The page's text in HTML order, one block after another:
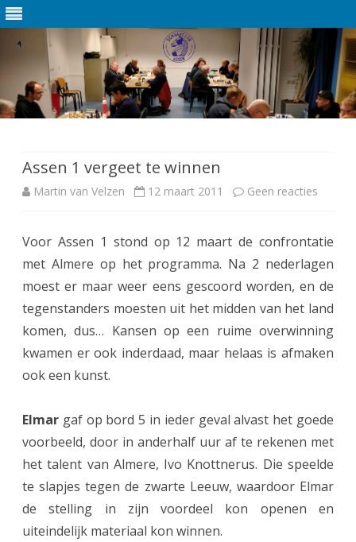
de
inhoud
Assen 1 vergeet te winnen
Martin van Velzen 12 maart 2011 Geen reacties
A
s
e
n
v
e
r
Voor Assen 1 stond op 12 maart de confrontatie
met Almere op het programma. Na 2 nederlagen
moest er maar weer eens gescoord worden, en de
tegenstanders moesten uit het midden van het land
komen, dus… Kansen op een ruime overwinning
kwamen er ook inderdaad, maar helaas is afmaken
ook een kunst.
Elmar gaf op bord 5 in ieder geval alvast het goede
voorbeeld, door in anderhalf uur af te rekenen met
het talent van Almere, Ivo Knottnerus. Die speelde
te slapjes tegen de zwarte Leeuw, waardoor Elmar
de stelling in zijn voordeel kon openen en
uiteindelijk materiaal kon winnen.